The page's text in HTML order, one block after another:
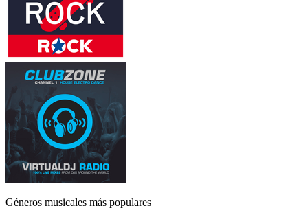
Géneros musicales más populares